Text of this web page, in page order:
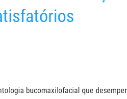
bucomaxilofacial que